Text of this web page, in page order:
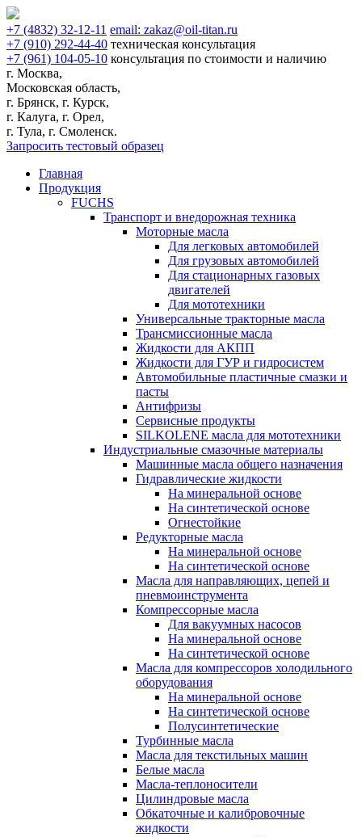
+7 (4832) 32-12-11 email: zakaz@oil-titan.ru
+7 (910) 292-44-40 техническая консультация
+7 (961) 104-05-10 консультация по стоимости и наличию
г. Москва,
Московская область,
г. Брянск, г. Курск,
г. Калуга, г. Орел,
г. Тула, г. Смоленск.
Запросить тестовый образец
Главная
Продукция
FUCHS
Транспорт и внедорожная техника
Моторные масла
Для легковых автомобилей
Для грузовых автомобилей
Для стационарных газовых
двигателей
Для мототехники
Универсальные тракторные масла
Трансмиссионные масла
Жидкости для АКПП
Жидкости для ГУР и гидросистем
Автомобильные пластичные смазки и
пасты
Антифризы
Сервисные продукты
SILKOLENE масла для мототехники
Индустриальные смазочные материалы
Машинные масла общего назначения
Гидравлические жидкости
На минеральной основе
На синтетической основе
Огнестойкие
Редукторные масла
На минеральной основе
На синтетической основе
Масла для направляющих, цепей и
пневмоинструмента
Компрессорные масла
Для вакуумных насосов
На минеральной основе
На синтетической основе
Масла для компрессоров холодильного
оборудования
На минеральной основе
На синтетической основе
Полусинтетические
Турбинные масла
Масла для текстильных машин
Белые масла
Масла-теплоносители
Цилиндровые масла
Обкаточные и калибровочные
жидкости